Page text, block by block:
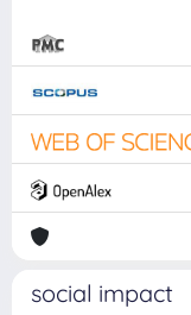
social impact